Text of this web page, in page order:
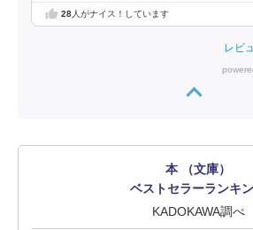
28人がナイス！しています
レビ
本 （文庫）
ベストセラーランキ
KADOKAWA調べ